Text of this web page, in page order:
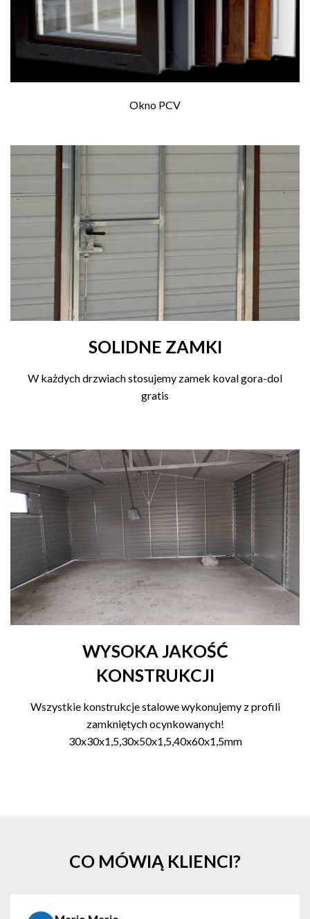
Okno PCV
SOLIDNE ZAMKI
W każdych drzwiach stosujemy zamek koval gora-dol
gratis
WYSOKA JAKOŚĆ
KONSTRUKCJI
Wszystkie konstrukcje stalowe wykonujemy z profili
zamkniętych ocynkowanych!
30x30x1,5,30x50x1,5,40x60x1,5mm
CO MÓWIĄ KLIENCI?